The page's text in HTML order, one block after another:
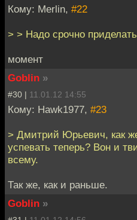
Кому: Merlin, #22
> > Надо срочно
момент
Goblin »
#30 | 11.01.12 14:55
Кому: Hawk1977, #23
> Дмитрий Юрьевич, как
успевать теперь? Вон и
всему.
Так же, как и раньше.
Goblin »